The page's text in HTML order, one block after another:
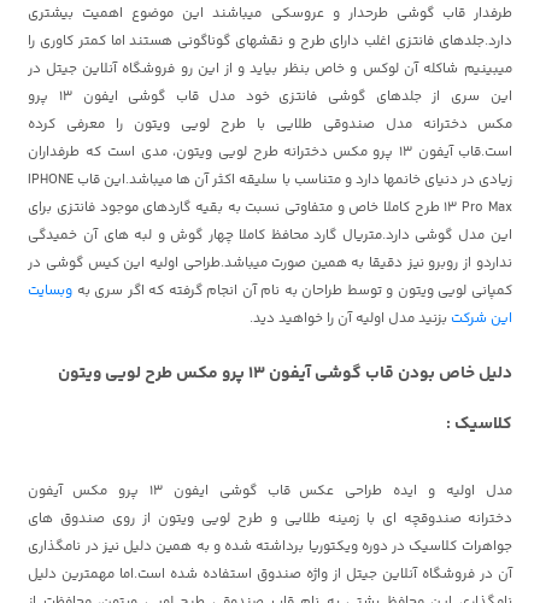
طرفدار قاب گوشی طرحدار و عروسکی میباشند این موضوع اهمیت بیشتری
دارد.جلدهای فانتزی اغلب دارای طرح و نقشهای گوناگونی هستند اما کمتر کاوری را
میبینیم شاکله آن لوکس و خاص بنظر بیاید و از این رو فروشگاه آنلاین جیتل در
این سری از جلدهای گوشی فانتزی خود مدل
قاب گوشی ایفون 13 پرو
مکس دخترانه مدل صندوقی طلایی با طرح لویی ویتون را معرفی کرده
است.قاب آیفون 13 پرو مکس
دخترانه طرح لویی ویتون، مدی است که طرفداران
زیادی در دنیای خانمها دارد و متناسب با سلیقه اکثر آن ها میباشد.این قاب IPHONE
13 Pro Max طرح کاملا خاص و متفاوتی نسبت به بقیه گاردهای موجود فانتزی برای
این مدل گوشی دارد.متریال گارد محافظ کاملا چهار گوش و لبه های آن خمیدگی
نداردو از روبرو نیز دقیقا به همین صورت میباشد.طراحی اولیه این کیس گوشی در
کمپانی لویی ویتون و توسط طراحان به نام آن انجام گرفته که اگر سری به وبسایت
این شرکت بزنید مدل اولیه آن را خواهید دید.
دلیل خاص بودن قاب گوشی آیفون 13 پرو مکس
طرح لویی ویتون
کلاسیک :
مدل اولیه و ایده طراحی عکسقاب گوشی ایفون 13 پرو مکس
آیفون
دخترانه صندوقچه ای با زمینه طلایی و طرح لویی ویتون از روی صندوق های
جواهرات کلاسیک در دوره ویکتوریا برداشته شده و به همین دلیل نیز در نامگذاری
آن در فروشگاه آنلاین جیتل از واژه صندوق استفاده شده است.اما مهمترین دلیل